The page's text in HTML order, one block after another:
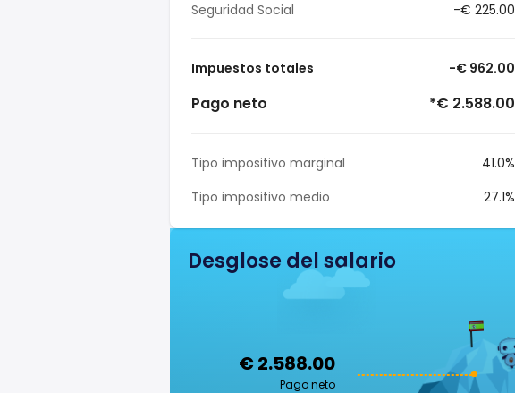
Seguridad Social -€ 225.00
Impuestos totales -€ 962.00
Pago neto *€ 2.588.00
Tipo impositivo marginal
41.0%
Tipo impositivo medio
27.1%
Desglose del salario
€ 2.588.00
Pago neto